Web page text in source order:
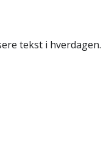
tekst i hverdagen.